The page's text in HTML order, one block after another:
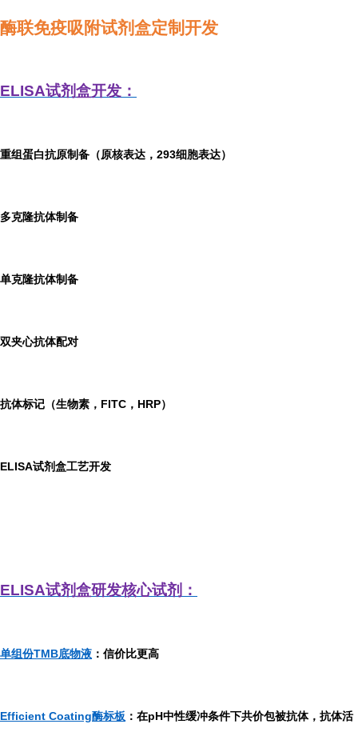
酶联免疫吸附试剂盒定制开发
ELISA试剂盒开发：
重组蛋白抗原制备（原核表达，293细胞表达）
多克隆抗体制备
单克隆抗体制备
双夹心抗体配对
抗体标记（生物素，FITC，HRP）
ELISA试剂盒工艺开发
ELISA试剂盒研发核心试剂：
单组份TMB底物液 ：信价比更高
Efficient Coating酶标板 ：在pH中性缓冲条件下共价包被抗体，抗体活